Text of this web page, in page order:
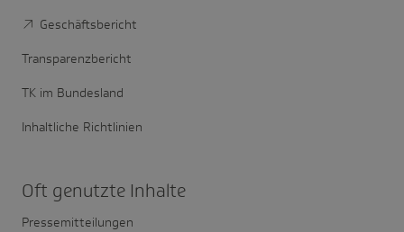
Geschäftsbericht
Transparenzbericht
TK im Bundesland
Inhaltliche Richtlinien
Oft genutzte Inhalte
Pressemitteilungen